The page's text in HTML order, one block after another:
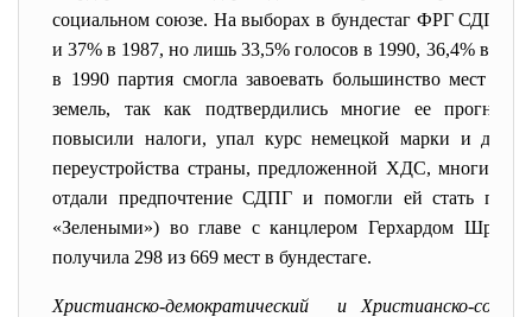
социальном союзе. На выборах в бундестаг ФРГ СДПГ
и 37% в 1987, но лишь 33,5% голосов в 1990, 36,4% в
в 1990 партия смогла завоевать большинство мест в
земель, так как подтвердились многие ее
повысили налоги, упал курс немецкой марки и др.
переустройства страны, предложенной ХДС, многие
отдали предпочтение СДПГ и помогли ей стать
«Зелеными») во главе с канцлером Герхардом
получила 298 из 669 мест в бундестаге.
Христианско-демократический и Христианско-